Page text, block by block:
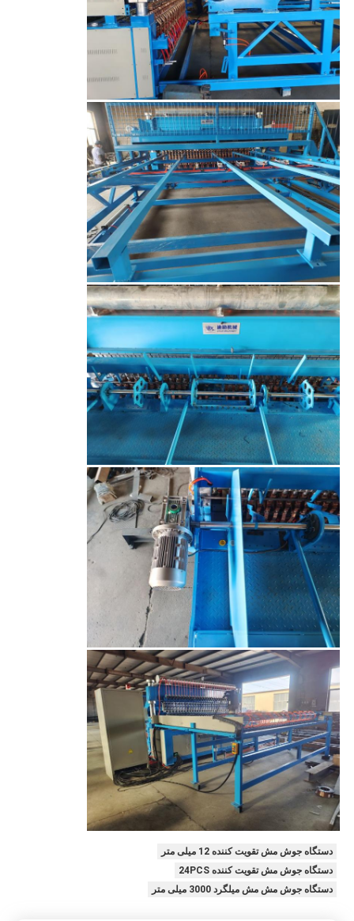
دستگاه جوش مش تقویت کننده 12 میلی متر
دستگاه جوش مش تقویت کننده 24PCS
دستگاه جوش مش مش میلگرد 3000 میلی متر